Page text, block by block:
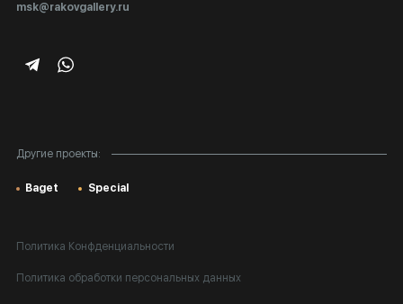
msk@rakovgallery.ru
Другие проекты:
Baget Special
Подарочные сертификаты
Политика Конфденциальности
Политика обработки персональных данных